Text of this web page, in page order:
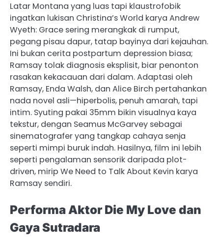
Latar Montana yang luas tapi klaustrofobik
ingatkan lukisan Christina’s World karya Andrew
Wyeth: Grace sering merangkak di rumput,
pegang pisau dapur, tatap bayinya dari kejauhan.
Ini bukan cerita postpartum depression biasa;
Ramsay tolak diagnosis eksplisit, biar penonton
rasakan kekacauan dari dalam. Adaptasi oleh
Ramsay, Enda Walsh, dan Alice Birch pertahankan
nada novel asli—hiperbolis, penuh amarah, tapi
intim. Syuting pakai 35mm bikin visualnya kaya
tekstur, dengan Seamus McGarvey sebagai
sinematografer yang tangkap cahaya senja
seperti mimpi buruk indah. Hasilnya, film ini lebih
seperti pengalaman sensorik daripada plot-
driven, mirip We Need to Talk About Kevin karya
Ramsay sendiri.
Performa Aktor Die My Love dan
Gaya Sutradara